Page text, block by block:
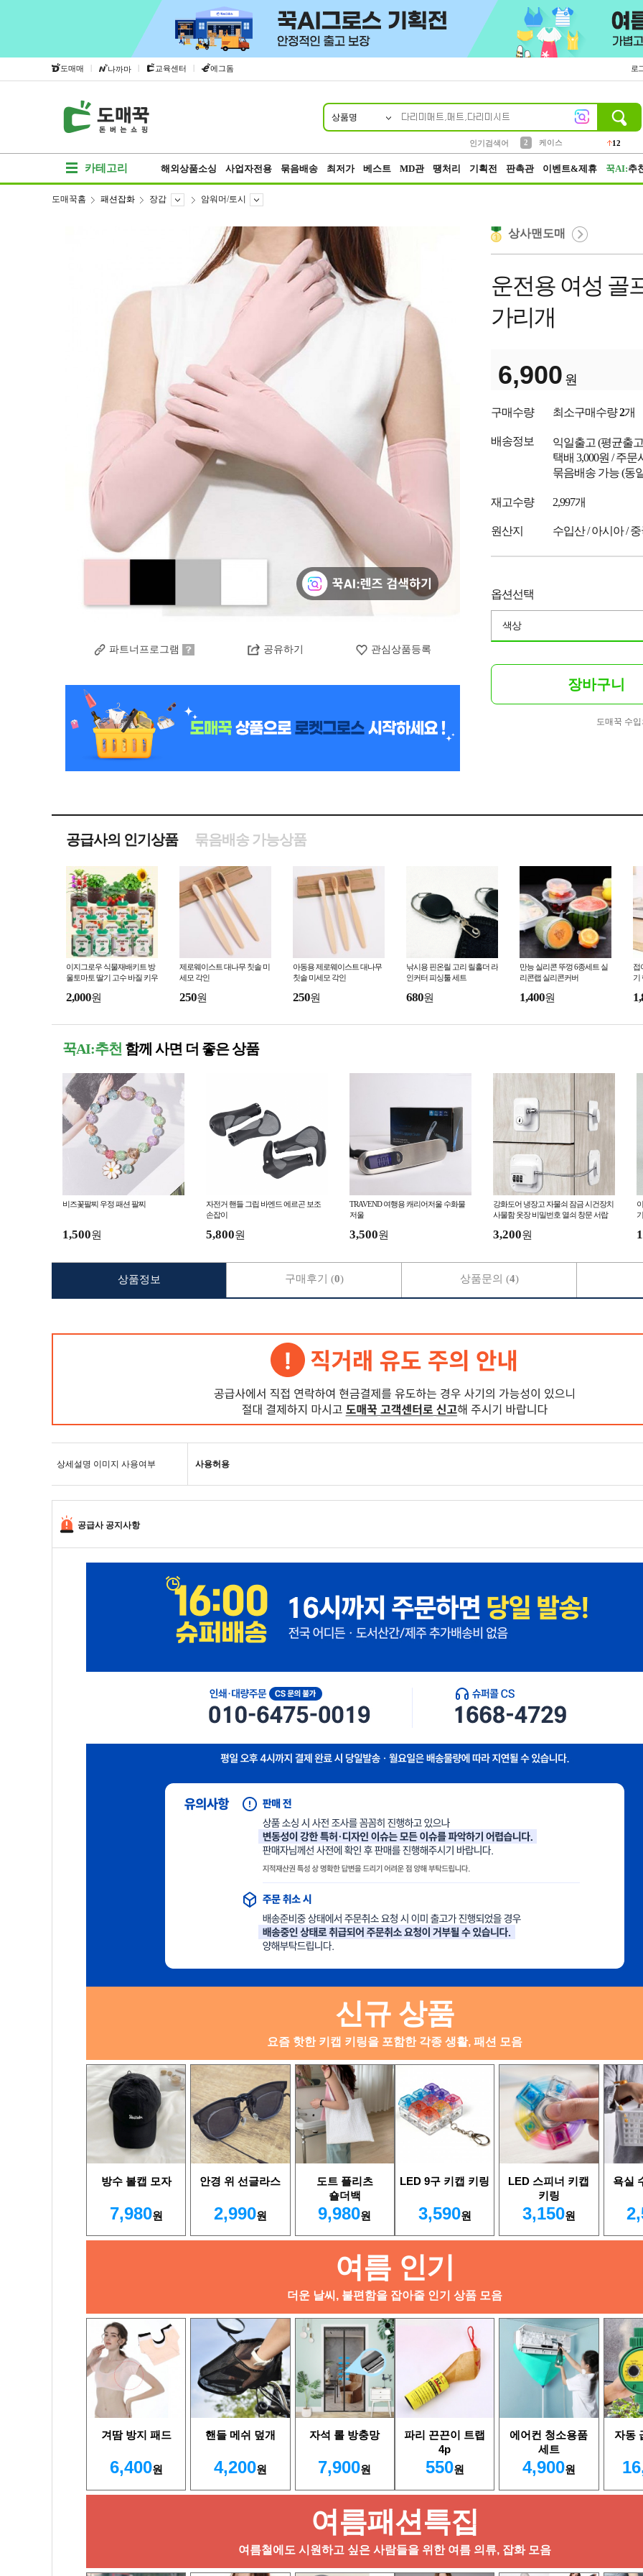
도매매 | 나까마 | 교육센터 | 에그돔 로
상품명
인기검색어
2
케이스
12
카테고리 해외상품소싱 사업자전용 묶음배송 최저가 베스트 MD관 땡처리 기획전 판촉관 이벤트&제휴 꾹AI:추
도매꾹홈 패션잡화 장갑 암워머/토시
파트너프로그램 공유하기 관심상품등록
상사맨도매
운전용 여성 골
가리개
6,900 원
구매수량 최소구매수량2개
배송정보 익일출고 (평균출
택배 3,000원 / 주문
묶음배송 가능 (동
재고수량 2,997개
원산지 수입산 / 아시아 /
옵션선택
색상
장바구니
도매꾹 수
공급사의 인기상품 묶음배송 가능상품
이지그로우 식물재배키트 방
울토마토 딸기 고수 바질 키우
2,000원
제로웨이스트 대나무 칫솔 미
세모 각인
250원
아동용 제로웨이스트 대나무
칫솔 미세모 각인
250원
낚시용 핀온릴 고리 릴홀더 라
인커터 피싱툴 세트
680원
만능 실리콘 뚜껑 6종세트 실
리콘랩 실리콘커버
1,400원
접
기
꾹AI:추천 함께 사면 더 좋은 상품
비즈꽃팔찌 우정 패션 팔찌
1,500원
자전거 핸들 그립 바엔드 에르곤 보조
손잡이
5,800원
TRAVEND 여행용 캐리어저울 수화물
저울
3,500원
강화도어 냉장고 자물쇠 잠금 시건장치
사물함 옷장 비밀번호 열쇠 창문 서랍
3,200원
상세설명 이미지 사용여부 사용허용
공급사 공지사항
신규 상품
요즘 핫한 키캡 키링을 포함한 각종 생활, 패션 모음
방수 볼캡 모자
7,980원
안경 위 선글라스
2,990원
도트 플리츠
숄더백
9,980원
LED 9구 키캡 키링
3,590원
LED 스피너 키캡
키링
3,150원
욕실
여름 인기
더운 날씨, 불편함을 잡아줄 인기 상품 모음
겨땀 방지 패드
6,400원
핸들 메쉬 덮개
4,200원
자석 롤 방충망
7,900원
파리 끈끈이 트랩
4p
550원
에어컨 청소용품
세트
4,900원
자동
여름패션특집
여름철에도 시원하고 싶은 사람들을 위한 여름 의류, 잡화 모음
상품정보 구매후기 (0) 상품문의 (4)